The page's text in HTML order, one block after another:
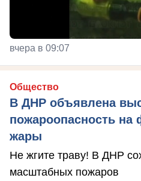
вчера в 09:07
Общество
В ДНР объявлена
пожароопасность на
жары
Не жгите траву! В ДНР
масштабных пожаров